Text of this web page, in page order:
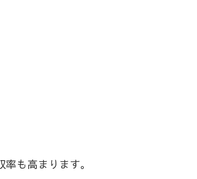
も高まります。